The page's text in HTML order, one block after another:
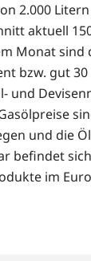
2.000
aktuell
Monat sind
bzw. gut
und
und die
befindet
im